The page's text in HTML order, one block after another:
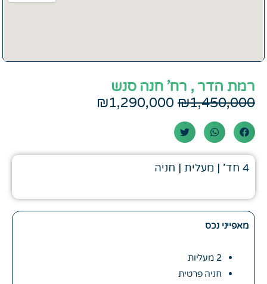
רמת הדר , רח' חנה סנש
₪1,450,000 המחיר
המקורי
היה:
₪1,290,000
4 חד' | מעלית | חניה
מאפייני נכס
2 מעליות
חניה פרטית